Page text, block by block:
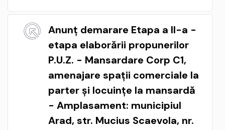
Anunț demarare Etapa a II-a -
etapa elaborării propunerilor
P.U.Z. - Mansardare Corp C1,
amenajare spații comerciale la
parter și locuințe la mansardă
- Amplasament: municipiul
Arad, str. Mucius Scaevola, nr.